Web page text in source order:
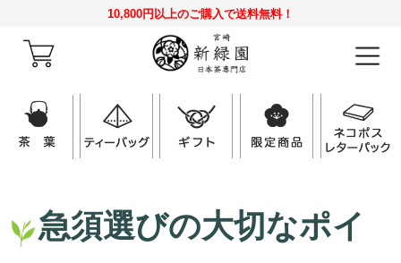
10,800円以上のご購入で送料無料！
急須選びの大切なポイ